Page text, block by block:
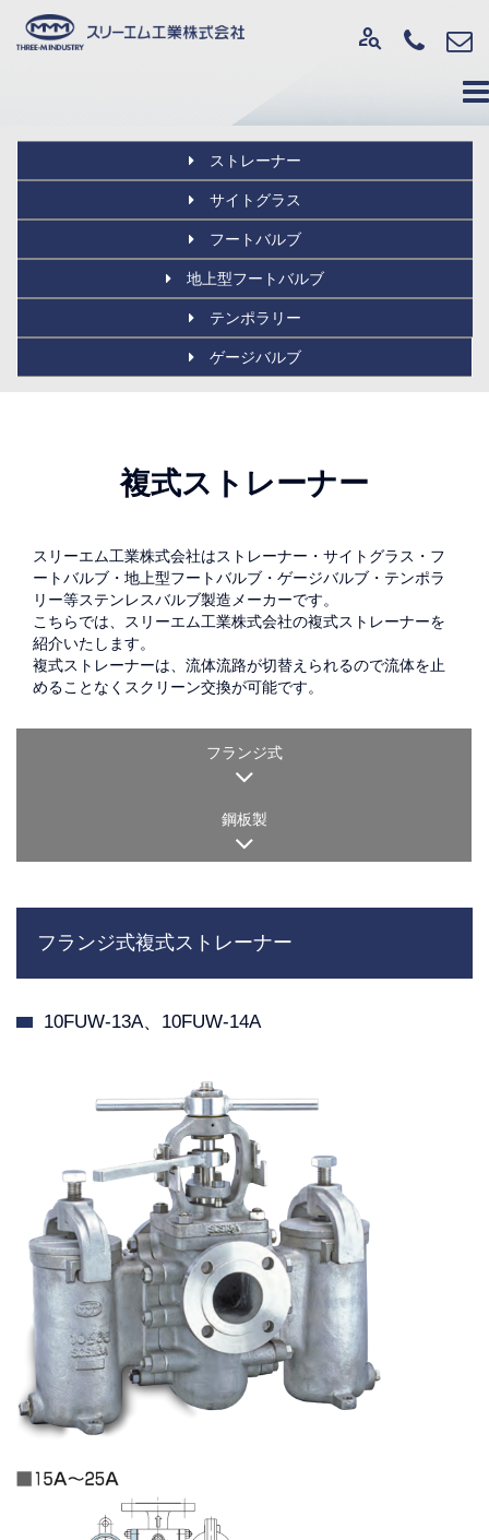
person_search
ストレーナー
サイトグラス
フートバルブ
地上型フートバルブ
テンポラリー
ゲージバルブ
複式ストレーナー
スリーエム工業株式会社はストレーナー・サイトグラス・フ
ートバルブ・地上型フートバルブ・ゲージバルブ・テンポラ
リー等ステンレスバルブ製造メーカーです。
こちらでは、スリーエム工業株式会社の複式ストレーナーを
紹介いたします。
複式ストレーナーは、流体流路が切替えられるので流体を止
めることなくスクリーン交換が可能です。
フランジ式
鋼板製
フランジ式複式ストレーナー
10FUW-13A、10FUW-14A